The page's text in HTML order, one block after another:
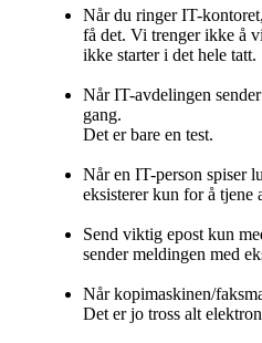
Når du ringer IT-
få det. Vi trenger ikke å
ikke starter i det hele tatt.
Når IT-avdelingen
gang.
Det er bare en test.
Når en IT-person spiser
eksisterer kun for å tjene
Send viktig epost kun
sender meldingen med
Når kopimaskinen/
Det er jo tross alt